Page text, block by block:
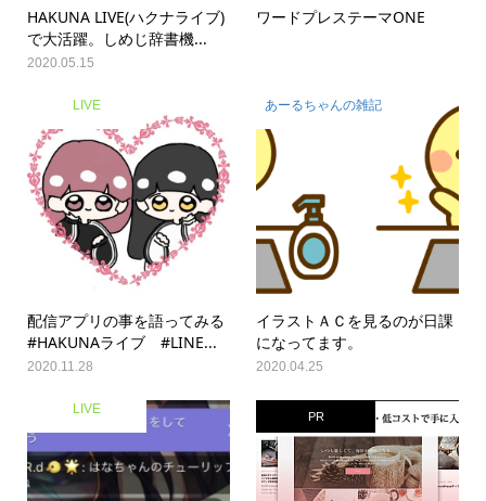
HAKUNA LIVE(ハクナライブ)
で大活躍。しめじ辞書機...
2020.05.15
ワードプレステーマONE
LIVE
配信アプリの事を語ってみる
#HAKUNAライブ #LINE...
2020.11.28
あーるちゃんの雑記
イラストＡＣを見るのが日課
になってます。
2020.04.25
LIVE PR